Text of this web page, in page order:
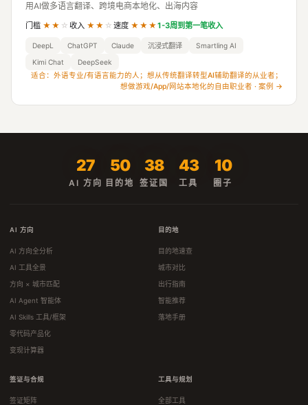
用AI做多语言翻译、跨境电商本地化、出海内容
门槛 ★★ ☆ 收入 ★★ ☆ 速度 ★★★1-3周到第一笔收入
DeepL ChatGPT Claude 沉浸式翻译
Smartling AI
Kimi Chat
DeepSeek
适合：外语专业/有语言能力的人；想从传统翻译转型AI辅助翻译的从业者；
想做游戏/App/网站本地化的自由职业者 · 案例 →
27
AI 方向
50
目的地
38
签证国
43
工具
10
圈子
AI 方向
AI 方向全分析
AI 工具全景
方向 × 城市匹配
AI Agent 智能体
AI Skills 工具/框架
零代码产品化
变现计算器
目的地
目的地速查
城市对比
出行指南
智能推荐
落地手册
签证与合规
签证矩阵
工具与规划
全部工具